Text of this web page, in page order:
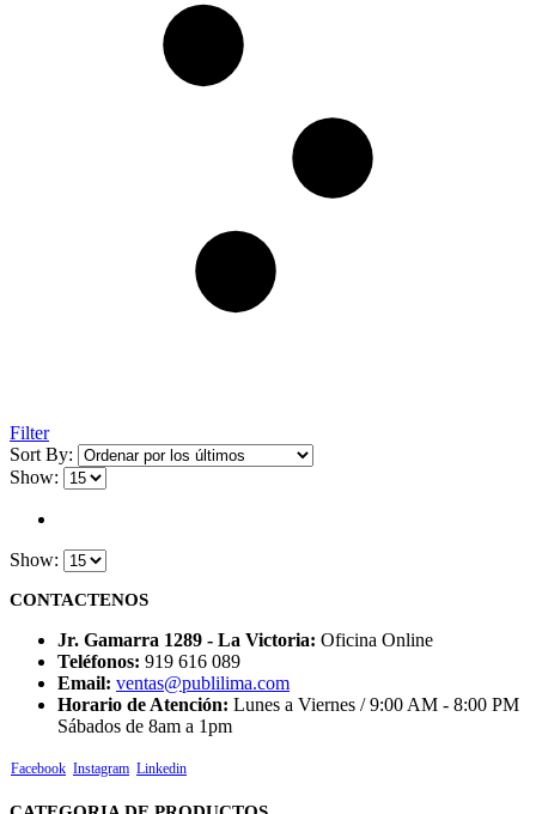
Filter
Sort By:
Show:
Show:
CONTACTENOS
Jr. Gamarra 1289 - La Victoria: Oficina Online
Teléfonos: 919 616 089
Email: ventas@publilima.com
Horario de Atención: Lunes a Viernes / 9:00 AM - 8:00 PM
Sábados de 8am a 1pm
Facebook Instagram Linkedin